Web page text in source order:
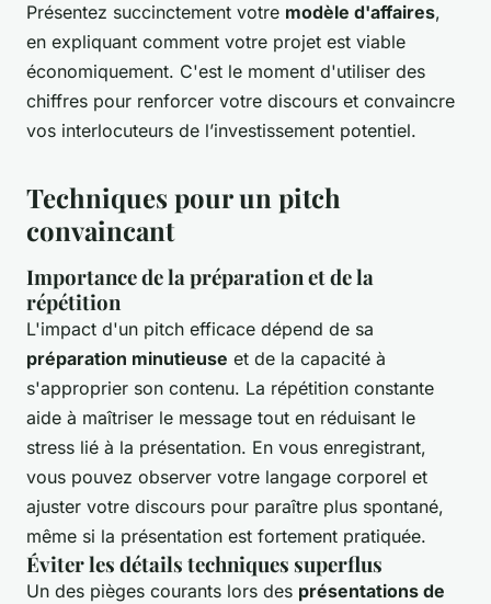
Présentez succinctement votre modèle d'affaires,
en expliquant comment votre projet est viable
économiquement. C'est le moment d'utiliser des
chiffres pour renforcer votre discours et convaincre
vos interlocuteurs de l’investissement potentiel.
Techniques pour un pitch
convaincant
Importance de la préparation et de la
répétition
L'impact d'un pitch efficace dépend de sa
préparation minutieuse et de la capacité à
s'approprier son contenu. La répétition constante
aide à maîtriser le message tout en réduisant le
stress lié à la présentation. En vous enregistrant,
vous pouvez observer votre langage corporel et
ajuster votre discours pour paraître plus spontané,
même si la présentation est fortement pratiquée.
Éviter les détails techniques superflus
Un des pièges courants lors des présentations de